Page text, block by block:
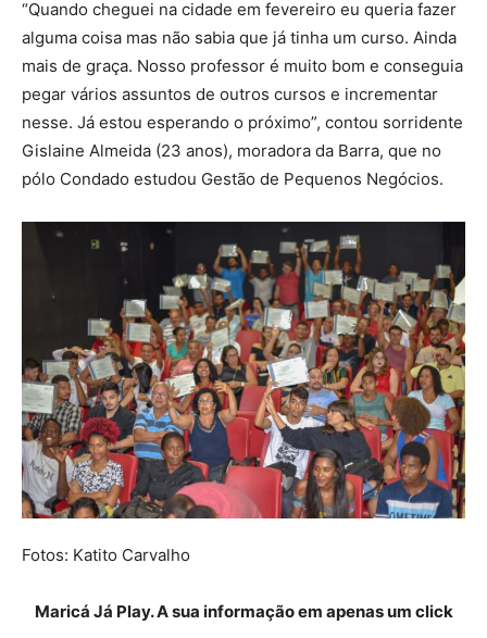
“Quando cheguei na cidade em fevereiro eu queria fazer
alguma coisa mas não sabia que já tinha um curso. Ainda
mais de graça. Nosso professor é muito bom e conseguia
pegar vários assuntos de outros cursos e incrementar
nesse. Já estou esperando o próximo”, contou sorridente
Gislaine Almeida (23 anos), moradora da Barra, que no
pólo Condado estudou Gestão de Pequenos Negócios.
Fotos: Katito Carvalho
Maricá Já Play. A sua informação em apenas um click